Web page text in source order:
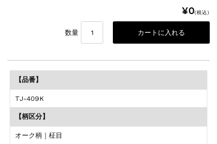
¥0(税込)
数量
【品番】
TJ-409K
【柄区分】
オーク柄｜柾目